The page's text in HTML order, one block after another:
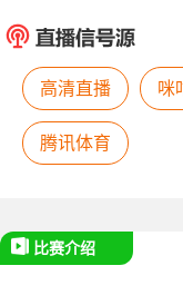
高清直播 咪
腾讯体育
比赛介绍